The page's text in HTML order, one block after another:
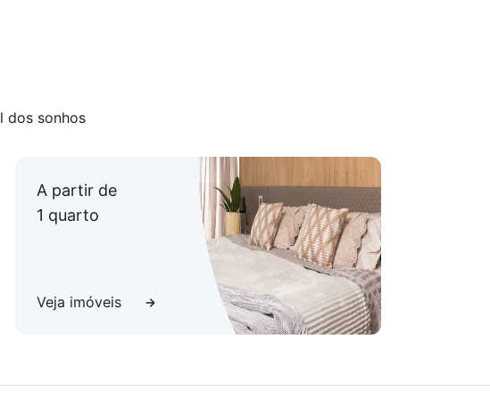
sendo a máster com closet, cozinha espaçosa e
dos sonhos
A partir de
1 quarto
Veja imóveis